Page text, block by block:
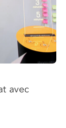
avec